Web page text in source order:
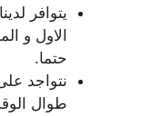
يتوافر
الاول و
حتما.
طوال